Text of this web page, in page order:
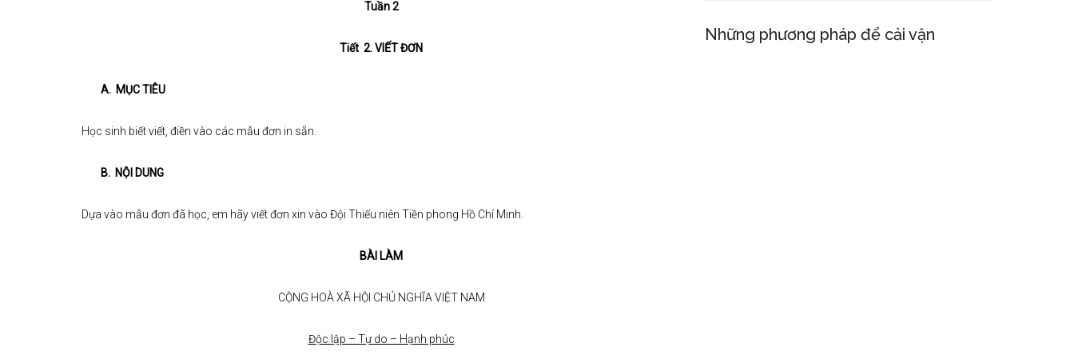
Tuần 2
Tiết 2.VIẾT ĐƠN
A. MỤC TIÊU
Học sinh biết viết, điền vào các mẫu đơn in sẵn.
B. NỘI DUNG
Dựa vào mẫu đơn đã học, em hãy viết đơn xin vào Đội Thiếu niên Tiền phong Hồ Chí Minh.
BÀI LÀM
CỘNG HOÀ XÃ HỘI CHỦ NGHĨA VIỆT NAM
Độc lập – Tự do – Hạnh phúc
Những phương pháp để cải vận